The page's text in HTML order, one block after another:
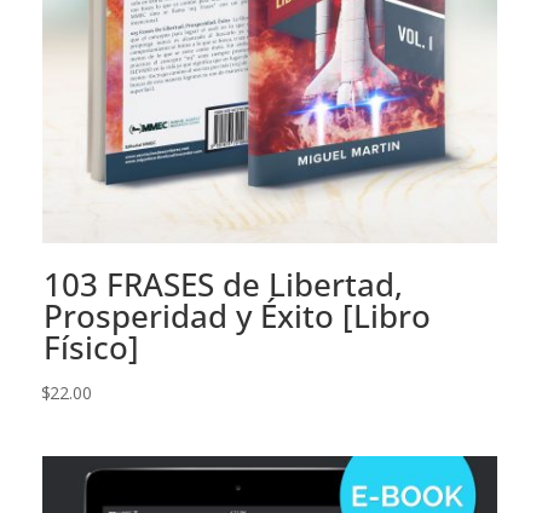
103 FRASES de Libertad,
Prosperidad y Éxito [Libro
Físico]
$22.00